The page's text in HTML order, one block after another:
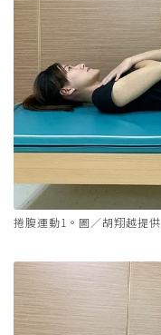
捲腹運動1。圖／胡翔越提供